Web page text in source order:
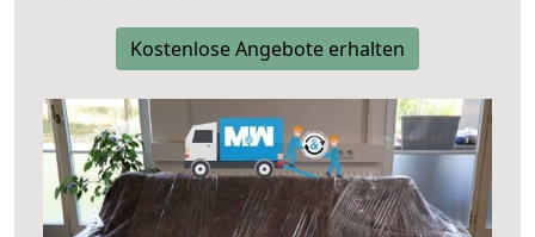
Kostenlose Angebote erhalten